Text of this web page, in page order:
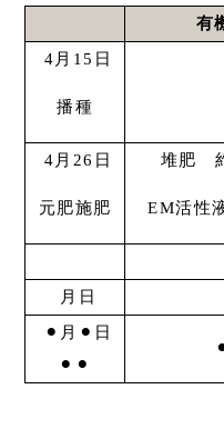
有
4月15日
播種
4月26日
元肥施肥
堆肥
EM活性
月日
⚫︎月⚫︎日
⚫︎⚫︎